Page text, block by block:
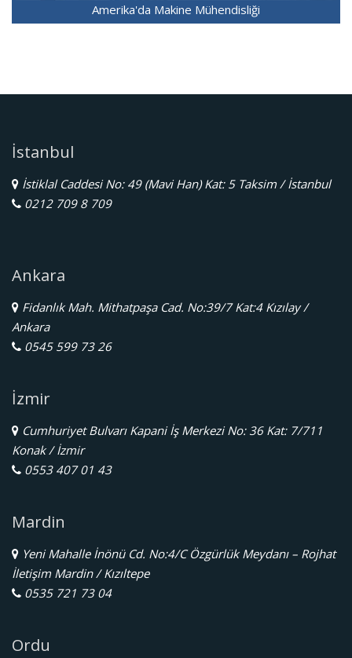
Amerika'da Makine Mühendisliği
İstanbul
İstiklal Caddesi No: 49 (Mavi Han) Kat: 5 Taksim / İstanbul
0212 709 8 709
Ankara
Fidanlık Mah. Mithatpaşa Cad. No:39/7 Kat:4 Kızılay /
Ankara
0545 599 73 26
İzmir
Cumhuriyet Bulvarı Kapani İş Merkezi No: 36 Kat: 7/711
Konak / İzmir
0553 407 01 43
Mardin
Yeni Mahalle İnönü Cd. No:4/C Özgürlük Meydanı – Rojhat
İletişim Mardin / Kızıltepe
0535 721 73 04
Ordu